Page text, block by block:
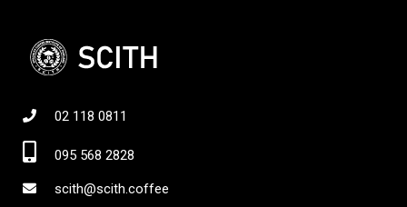
02 118 0811
095 568 2828
scith@scith.coffee